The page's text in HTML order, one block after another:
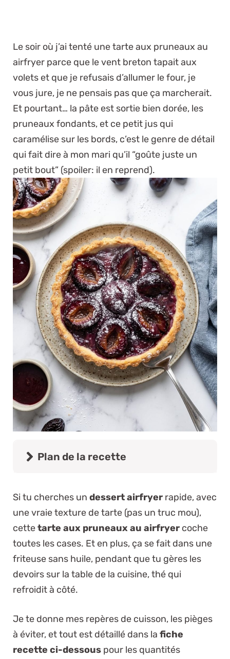
Le soir où j’ai tenté une tarte aux pruneaux au
airfryer parce que le vent breton tapait aux
volets et que je refusais d’allumer le four, je
vous jure, je ne pensais pas que ça marcherait.
Et pourtant… la pâte est sortie bien dorée, les
pruneaux fondants, et ce petit jus qui
caramélise sur les bords, c’est le genre de détail
qui fait dire à mon mari qu’il “goûte juste un
petit bout” (spoiler: il en reprend).
Plan de la recette
Si tu cherches un dessert airfryer rapide, avec
une vraie texture de tarte (pas un truc mou),
cettetarte aux pruneaux au airfryer coche
toutes les cases. Et en plus, ça se fait dans une
friteuse sans huile, pendant que tu gères les
devoirs sur la table de la cuisine, thé qui
refroidit à côté.
Je te donne mes repères de cuisson, les pièges
à éviter, et tout est détaillé dans la fiche
recette ci-dessous pour les quantités